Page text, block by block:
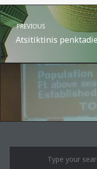
A post shared by Suru.lt -
PREVIOUS
Atsitiktinis